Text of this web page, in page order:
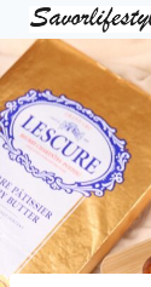
Skip
to
content